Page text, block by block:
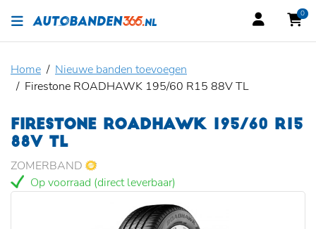
0
Home
Nieuwe banden toevoegen
Firestone ROADHAWK 195/60 R15 88V TL
FIRESTONE ROADHAWK 195/60 R15
88V TL
ZOMERBAND
Op voorraad (direct leverbaar)